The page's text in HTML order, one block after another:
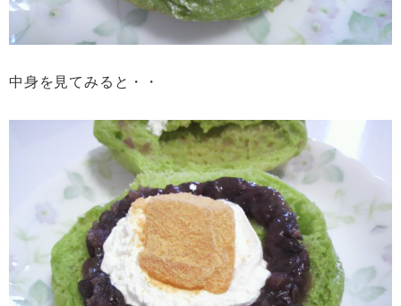
中身を見てみると・・